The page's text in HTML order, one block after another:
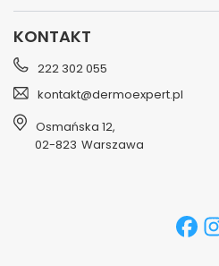
KONTAKT
222 302 055
kontakt@dermoexpert.pl
Osmańska 12,
02-823 Warszawa